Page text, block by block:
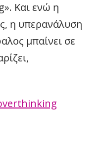
Και ενώ η
η υπερανάλυση
μπαίνει σε